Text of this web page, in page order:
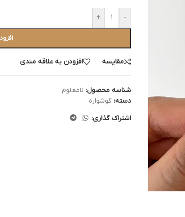
-
+
مقایسه افزودن به علاقه مندی
شناسه محصول: نامعلوم
دسته: گوشواره
اشتراک گذاری: